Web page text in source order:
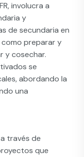
involucra a
y
de secundaria en
preparar y
y cosechar.
se
abordando la
una
través de
que